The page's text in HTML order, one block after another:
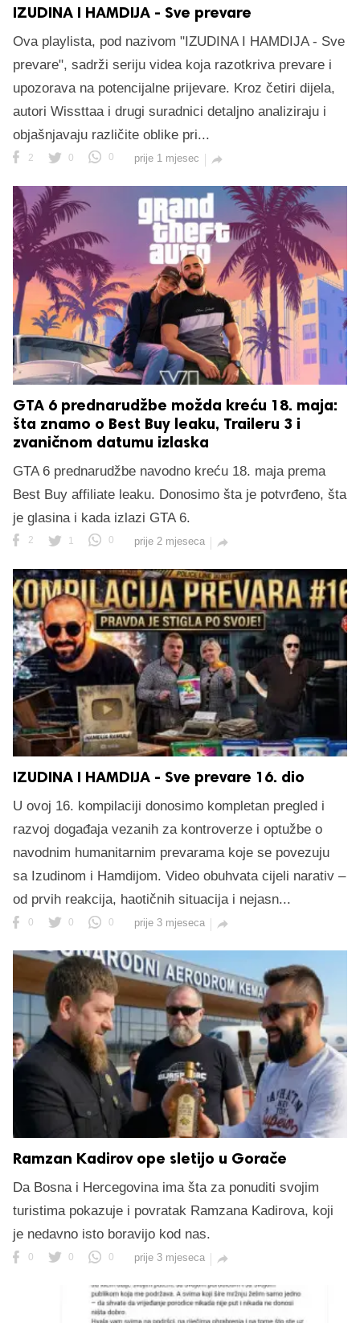
IZUDINA I HAMDIJA - Sve prevare
Ova playlista, pod nazivom "IZUDINA I HAMDIJA - Sve
prevare", sadrži seriju videa koja razotkriva prevare i
upozorava na potencijalne prijevare. Kroz četiri dijela,
autori Wissttaa i drugi suradnici detaljno analiziraju i
objašnjavaju različite oblike pri...
2 0 0 prije 1 mjesec 
GTA 6 prednarudžbe možda kreću 18. maja:
šta znamo o Best Buy leaku, Traileru 3 i
zvaničnom datumu izlaska
GTA 6 prednarudžbe navodno kreću 18. maja prema
Best Buy affiliate leaku. Donosimo šta je potvrđeno, šta
je glasina i kada izlazi GTA 6.
2 1 0 prije 2 mjeseca 
IZUDINA I HAMDIJA - Sve prevare 16. dio
U ovoj 16. kompilaciji donosimo kompletan pregled i
razvoj događaja vezanih za kontroverze i optužbe o
navodnim humanitarnim prevarama koje se povezuju
sa Izudinom i Hamdijom. Video obuhvata cijeli narativ –
od prvih reakcija, haotičnih situacija i nejasn...
0 0 0 prije 3 mjeseca 
Ramzan Kadirov ope sletijo u Gorače
Da Bosna i Hercegovina ima šta za ponuditi svojim
turistima pokazuje i povratak Ramzana Kadirova, koji
je nedavno isto boravijo kod nas.
0 0 0 prije 3 mjeseca 